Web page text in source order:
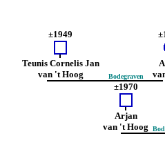
±1949
Teunis Cornelis Jan
van 't Hoog
Bodegraven
±1970
Arjan
van 't Hoog